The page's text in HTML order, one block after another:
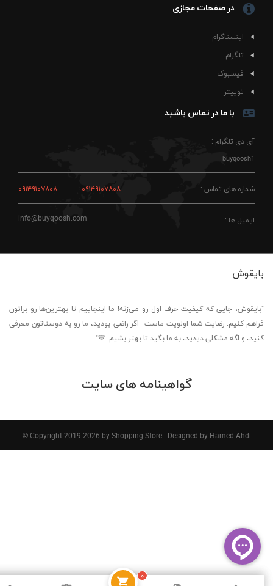
در صفحات مجازی
اینستاگرام
تلگرام
فیسبوک
توییتر
با ما در تماس باشید
آی دی تلگرام :
buyqoosh1
شماره های تماس : ۰۹۱۴۹۱۰۷۸۰۸ ۰۹۱۴۹۱۰۷۸۰۸
ایمیل ها : info@buyqoosh.com
بایقوش
"بایقوش، جایی که کیفیت حرف اول رو می‌زنه! ما اینجاییم تا بهترین‌ها رو براتون
فراهم کنیم. رضایت شما اولویت ماست—اگر راضی بودید، ما رو به دوستاتون معرفی
کنید، و اگه مشکلی دیدید، به ما بگید تا بهتر بشیم. 💙"
گواهینامه های سایت
© Copyright 2019-2026 by Shopping Store - Designed by Hamed Ahdi
۰